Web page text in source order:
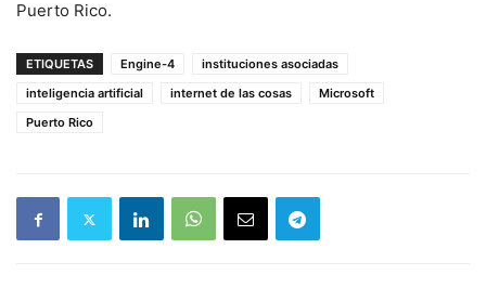
Puerto Rico.
ETIQUETAS Engine-4
instituciones asociadas
inteligencia artificial
internet de las cosas
Microsoft
Puerto Rico